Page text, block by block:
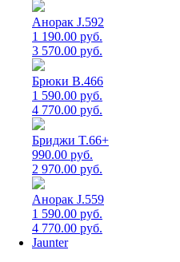
Анорак J.592
1 190.00 руб.
3 570.00 руб.
Брюки B.466
1 590.00 руб.
4 770.00 руб.
Бриджи T.66+
990.00 руб.
2 970.00 руб.
Анорак J.559
1 590.00 руб.
4 770.00 руб.
Jaunter